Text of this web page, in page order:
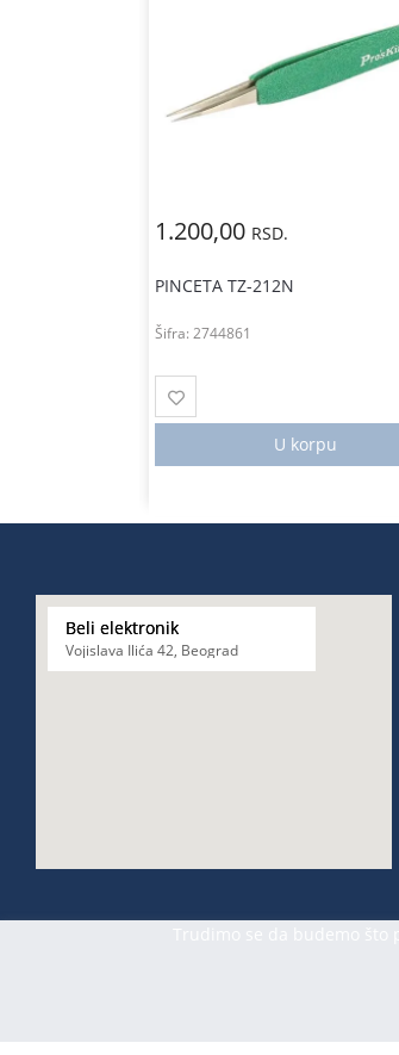
1.200,00 RSD.
PINCETA TZ-212N
Šifra:2744861
U korpu
Beli elektronik
Vojislava Ilića 42, Beograd